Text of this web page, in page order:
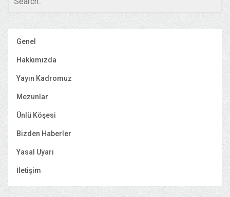
Genel
Hakkımızda
Yayın Kadromuz
Mezunlar
Ünlü Köşesi
Bizden Haberler
Yasal Uyarı
İletişim